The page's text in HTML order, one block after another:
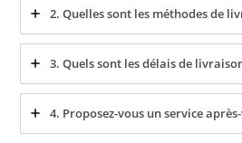
2. Quelles sont les méthodes de
3. Quels sont les délais de
4. Proposez-vous un service